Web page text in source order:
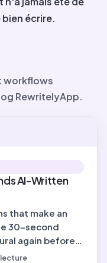
écrire.
workflows
RewritelyApp.
AI-Written
that make an
30-second
again before